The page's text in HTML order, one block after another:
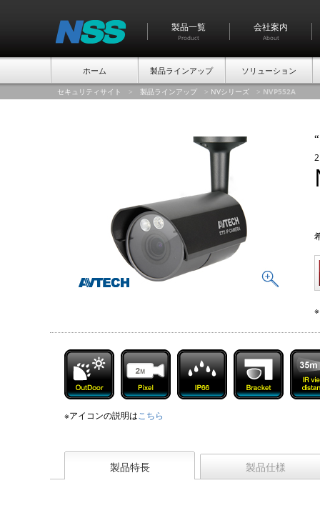
製品一覧
Product
会社案内
About
ホーム 製品ラインアップ ソリューション
セキュリティサイト > 製品ラインアップ > NVシリーズ > NVP552A
“
※アイコンの説明はこちら
製品特長 製品仕様